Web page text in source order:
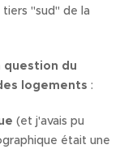
"sud" de la
question du
logements :
(et j'avais pu
était une